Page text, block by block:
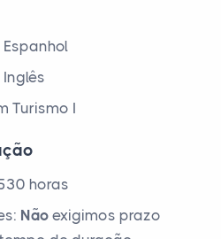
Turismo I
horas
Não exigimos prazo